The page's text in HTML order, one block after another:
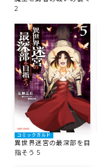
2
コミックガルド
異世界迷宮の最深部を目
指そう 5